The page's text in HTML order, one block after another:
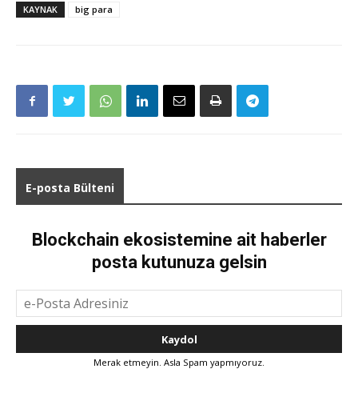
KAYNAK big para
E-posta Bülteni
Blockchain ekosistemine ait haberler
posta kutunuza gelsin
Merak etmeyin. Asla Spam yapmıyoruz.